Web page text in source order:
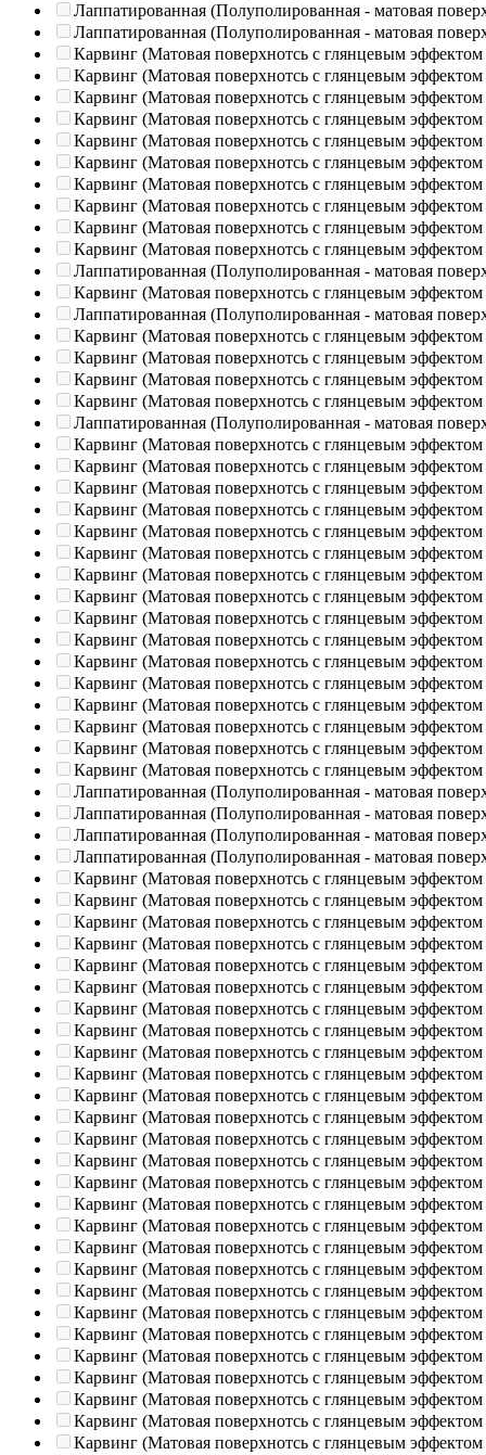
Лаппатированная (Полуполированная - матовая
Лаппатированная (Полуполированная - матовая
Карвинг (Матовая поверхнотсь с глянцевым эффектом
Карвинг (Матовая поверхнотсь с глянцевым эффектом
Карвинг (Матовая поверхнотсь с глянцевым эффектом
Карвинг (Матовая поверхнотсь с глянцевым эффектом
Карвинг (Матовая поверхнотсь с глянцевым эффектом
Карвинг (Матовая поверхнотсь с глянцевым эффектом
Карвинг (Матовая поверхнотсь с глянцевым эффектом
Карвинг (Матовая поверхнотсь с глянцевым эффектом
Карвинг (Матовая поверхнотсь с глянцевым эффектом
Карвинг (Матовая поверхнотсь с глянцевым эффектом
Лаппатированная (Полуполированная - матовая
Карвинг (Матовая поверхнотсь с глянцевым эффектом
Лаппатированная (Полуполированная - матовая
Карвинг (Матовая поверхнотсь с глянцевым эффектом
Карвинг (Матовая поверхнотсь с глянцевым эффектом
Карвинг (Матовая поверхнотсь с глянцевым эффектом
Карвинг (Матовая поверхнотсь с глянцевым эффектом
Лаппатированная (Полуполированная - матовая
Карвинг (Матовая поверхнотсь с глянцевым эффектом
Карвинг (Матовая поверхнотсь с глянцевым эффектом
Карвинг (Матовая поверхнотсь с глянцевым эффектом
Карвинг (Матовая поверхнотсь с глянцевым эффектом
Карвинг (Матовая поверхнотсь с глянцевым эффектом
Карвинг (Матовая поверхнотсь с глянцевым эффектом
Карвинг (Матовая поверхнотсь с глянцевым эффектом
Карвинг (Матовая поверхнотсь с глянцевым эффектом
Карвинг (Матовая поверхнотсь с глянцевым эффектом
Карвинг (Матовая поверхнотсь с глянцевым эффектом
Карвинг (Матовая поверхнотсь с глянцевым эффектом
Карвинг (Матовая поверхнотсь с глянцевым эффектом
Карвинг (Матовая поверхнотсь с глянцевым эффектом
Карвинг (Матовая поверхнотсь с глянцевым эффектом
Карвинг (Матовая поверхнотсь с глянцевым эффектом
Карвинг (Матовая поверхнотсь с глянцевым эффектом
Лаппатированная (Полуполированная - матовая
Лаппатированная (Полуполированная - матовая
Лаппатированная (Полуполированная - матовая
Лаппатированная (Полуполированная - матовая
Карвинг (Матовая поверхнотсь с глянцевым эффектом
Карвинг (Матовая поверхнотсь с глянцевым эффектом
Карвинг (Матовая поверхнотсь с глянцевым эффектом
Карвинг (Матовая поверхнотсь с глянцевым эффектом
Карвинг (Матовая поверхнотсь с глянцевым эффектом
Карвинг (Матовая поверхнотсь с глянцевым эффектом
Карвинг (Матовая поверхнотсь с глянцевым эффектом
Карвинг (Матовая поверхнотсь с глянцевым эффектом
Карвинг (Матовая поверхнотсь с глянцевым эффектом
Карвинг (Матовая поверхнотсь с глянцевым эффектом
Карвинг (Матовая поверхнотсь с глянцевым эффектом
Карвинг (Матовая поверхнотсь с глянцевым эффектом
Карвинг (Матовая поверхнотсь с глянцевым эффектом
Карвинг (Матовая поверхнотсь с глянцевым эффектом
Карвинг (Матовая поверхнотсь с глянцевым эффектом
Карвинг (Матовая поверхнотсь с глянцевым эффектом
Карвинг (Матовая поверхнотсь с глянцевым эффектом
Карвинг (Матовая поверхнотсь с глянцевым эффектом
Карвинг (Матовая поверхнотсь с глянцевым эффектом
Карвинг (Матовая поверхнотсь с глянцевым эффектом
Карвинг (Матовая поверхнотсь с глянцевым эффектом
Карвинг (Матовая поверхнотсь с глянцевым эффектом
Карвинг (Матовая поверхнотсь с глянцевым эффектом
Карвинг (Матовая поверхнотсь с глянцевым эффектом
Карвинг (Матовая поверхнотсь с глянцевым эффектом
Карвинг (Матовая поверхнотсь с глянцевым эффектом
Карвинг (Матовая поверхнотсь с глянцевым эффектом